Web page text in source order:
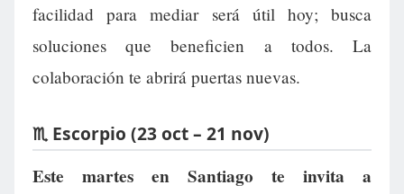
facilidad para mediar será útil hoy; busca
soluciones que beneficien a todos. La
colaboración te abrirá puertas nuevas.
♏ Escorpio (23 oct – 21 nov)
Este martes en Santiago te invita a